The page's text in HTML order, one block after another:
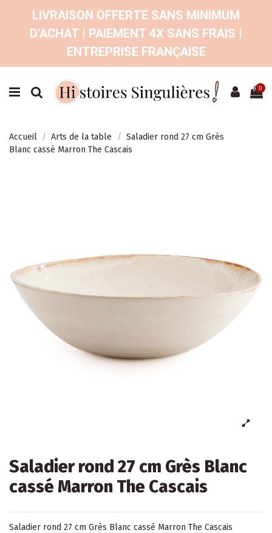
LIVRAISON OFFERTE SANS MINIMUM
D'ACHAT | PAIEMENT 4X SANS FRAIS |
ENTREPRISE FRANÇAISE
0
Accueil Arts de la table
Saladier rond 27 cm Grès
Blanc cassé Marron The Cascais
Saladier rond 27 cm Grès Blanc
cassé Marron The Cascais
Saladier rond 27 cm Grès Blanc cassé Marron The Cascais